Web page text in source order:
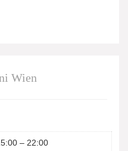
Wien
– 22:00